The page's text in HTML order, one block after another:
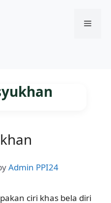
Menu
Admin PPI24
ciri khas bela diri